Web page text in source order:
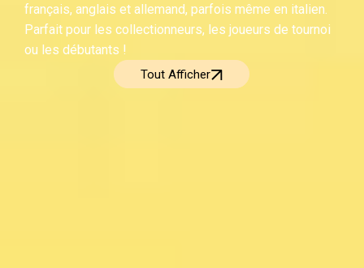
français, anglais et allemand, parfois même en italien.
Parfait pour les collectionneurs, les joueurs de tournoi
ou les débutants !
Tout Afficher